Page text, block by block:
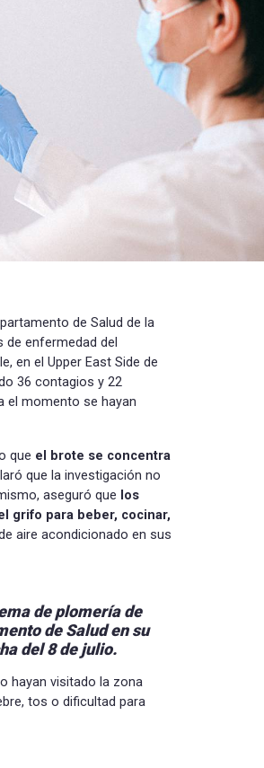
de Salud de la
de enfermedad del
en el Upper East Side de
36 contagios y 22
el momento se hayan
que el brote se concentra
que la investigación no
aseguró que los
grifo para beber, cocinar,
aire acondicionado en sus
de plomería de
de Salud en su
del 8 de julio.
hayan visitado la zona
tos o dificultad para